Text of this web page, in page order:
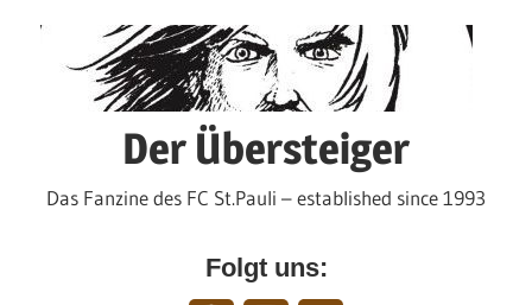
Der Übersteiger
Das Fanzine des FC St.Pauli – established since 1993
Folgt uns: